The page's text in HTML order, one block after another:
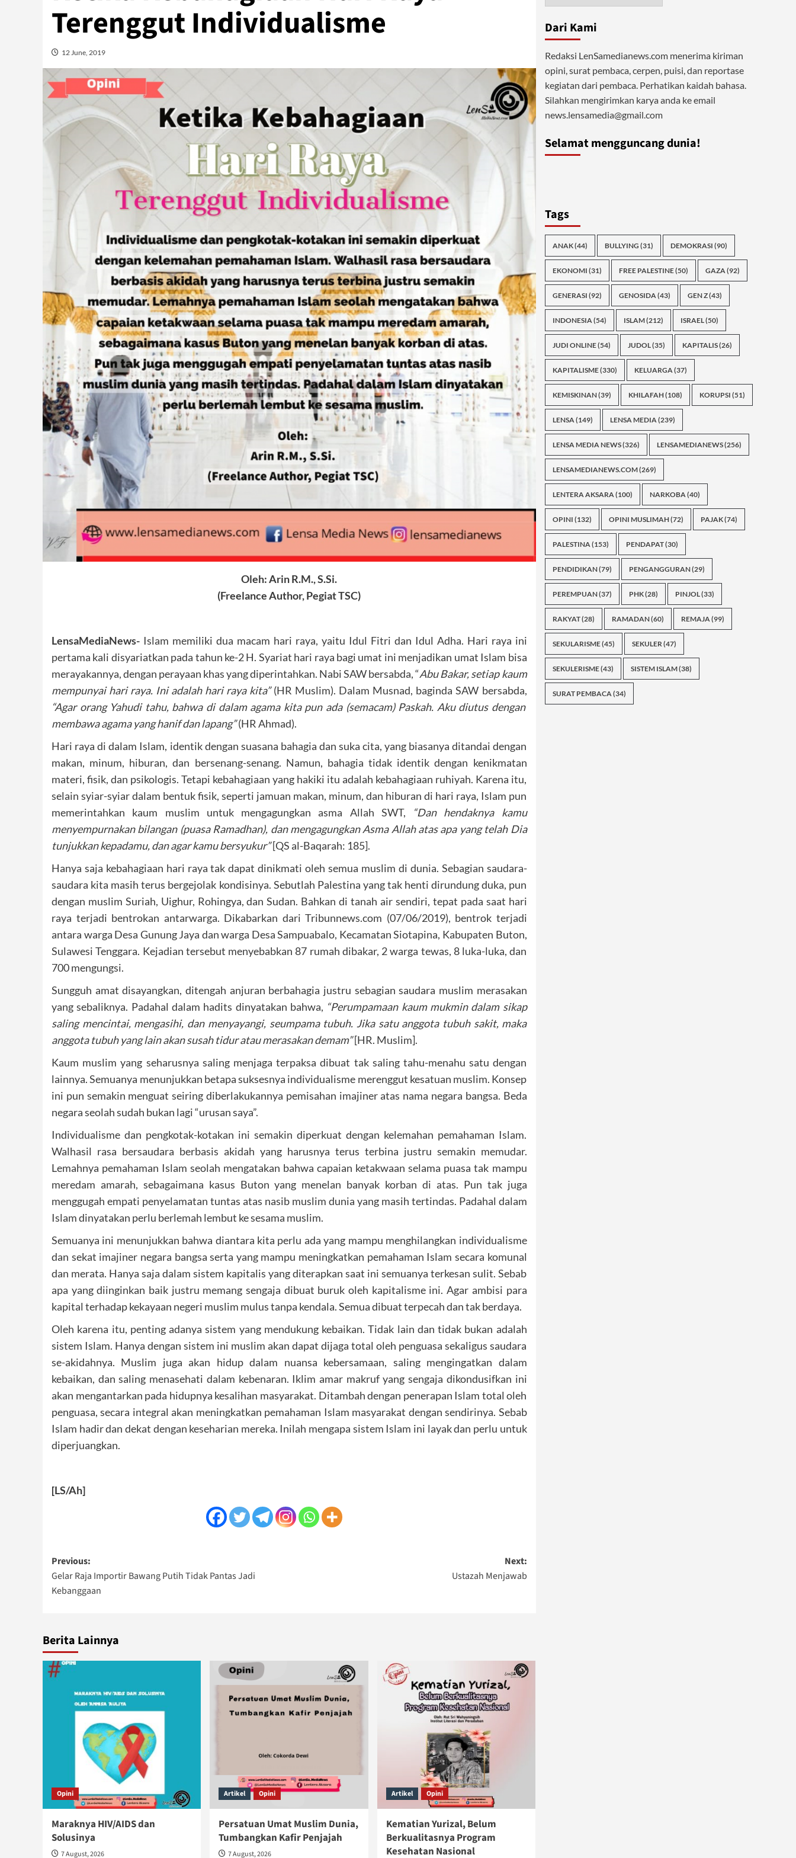
Terenggut Individualisme
12 June, 2019
Oleh: Arin R.M., S.Si.
(Freelance Author, Pegiat TSC)
LensaMediaNews- Islam memiliki dua macam hari raya, yaitu Idul Fitri dan Idul Adha. Hari raya ini
pertama kali disyariatkan pada tahun ke-2 H. Syariat hari raya bagi umat ini menjadikan umat Islam bisa
merayakannya, dengan perayaan khas yang diperintahkan. Nabi SAW bersabda, “Abu Bakar, setiap kaum
mempunyai hari raya. Ini adalah hari raya kita”(HR Muslim). Dalam Musnad, baginda SAW bersabda,
“Agar orang Yahudi tahu, bahwa di dalam agama kita pun ada (semacam) Paskah. Aku diutus dengan
membawa agama yang hanif dan lapang”(HR Ahmad).
Hari raya di dalam Islam, identik dengan suasana bahagia dan suka cita, yang biasanya ditandai dengan
makan, minum, hiburan, dan bersenang-senang. Namun, bahagia tidak identik dengan kenikmatan
materi, fisik, dan psikologis. Tetapi kebahagiaan yang hakiki itu adalah kebahagiaan ruhiyah. Karena itu,
selain syiar-syiar dalam bentuk fisik, seperti jamuan makan, minum, dan hiburan di hari raya, Islam pun
memerintahkan kaum muslim untuk mengagungkan asma Allah SWT,
“Dan hendaknya kamu
menyempurnakan bilangan (puasa Ramadhan), dan mengagungkan Asma Allah atas apa yang telah Dia
tunjukkan kepadamu, dan agar kamu bersyukur”[QS al-Baqarah: 185].
Hanya saja kebahagiaan hari raya tak dapat dinikmati oleh semua muslim di dunia. Sebagian saudara-
saudara kita masih terus bergejolak kondisinya. Sebutlah Palestina yang tak henti dirundung duka, pun
dengan muslim Suriah, Uighur, Rohingya, dan Sudan. Bahkan di tanah air sendiri, tepat pada saat hari
raya terjadi bentrokan antarwarga. Dikabarkan dari Tribunnews.com (07/06/2019), bentrok terjadi
antara warga Desa Gunung Jaya dan warga Desa Sampuabalo, Kecamatan Siotapina, Kabupaten Buton,
Sulawesi Tenggara. Kejadian tersebut menyebabkan 87 rumah dibakar, 2 warga tewas, 8 luka-luka, dan
700 mengungsi.
Sungguh amat disayangkan, ditengah anjuran berbahagia justru sebagian saudara muslim merasakan
yang sebaliknya. Padahal dalam hadits dinyatakan bahwa, “Perumpamaan kaum mukmin dalam sikap
saling mencintai, mengasihi, dan menyayangi, seumpama tubuh. Jika satu anggota tubuh sakit, maka
anggota tubuh yang lain akan susah tidur atau merasakan demam”[HR. Muslim].
Kaum muslim yang seharusnya saling menjaga terpaksa dibuat tak saling tahu-menahu satu dengan
lainnya. Semuanya menunjukkan betapa suksesnya individualisme merenggut kesatuan muslim. Konsep
ini pun semakin menguat seiring diberlakukannya pemisahan imajiner atas nama negara bangsa. Beda
negara seolah sudah bukan lagi “urusan saya”.
Individualisme dan pengkotak-kotakan ini semakin diperkuat dengan kelemahan pemahaman Islam.
Walhasil rasa bersaudara berbasis akidah yang harusnya terus terbina justru semakin memudar.
Lemahnya pemahaman Islam seolah mengatakan bahwa capaian ketakwaan selama puasa tak mampu
meredam amarah, sebagaimana kasus Buton yang menelan banyak korban di atas. Pun tak juga
menggugah empati penyelamatan tuntas atas nasib muslim dunia yang masih tertindas. Padahal dalam
Islam dinyatakan perlu berlemah lembut ke sesama muslim.
Semuanya ini menunjukkan bahwa diantara kita perlu ada yang mampu menghilangkan individualisme
dan sekat imajiner negara bangsa serta yang mampu meningkatkan pemahaman Islam secara komunal
dan merata. Hanya saja dalam sistem kapitalis yang diterapkan saat ini semuanya terkesan sulit. Sebab
apa yang diinginkan baik justru memang sengaja dibuat buruk oleh kapitalisme ini. Agar ambisi para
kapital terhadap kekayaan negeri muslim mulus tanpa kendala. Semua dibuat terpecah dan tak berdaya.
Oleh karena itu, penting adanya sistem yang mendukung kebaikan. Tidak lain dan tidak bukan adalah
sistem Islam. Hanya dengan sistem ini muslim akan dapat dijaga total oleh penguasa sekaligus saudara
se-akidahnya. Muslim juga akan hidup dalam nuansa kebersamaan, saling mengingatkan dalam
kebaikan, dan saling menasehati dalam kebenaran. Iklim amar makruf yang sengaja dikondusifkan ini
akan mengantarkan pada hidupnya kesalihan masyarakat. Ditambah dengan penerapan Islam total oleh
penguasa, secara integral akan meningkatkan pemahaman Islam masyarakat dengan sendirinya. Sebab
Islam hadir dan dekat dengan keseharian mereka. Inilah mengapa sistem Islam ini layak dan perlu untuk
diperjuangkan.
[LS/Ah]
Post
navigation
Previous:
Gelar Raja Importir Bawang Putih Tidak Pantas Jadi
Kebanggaan
Next:
Ustazah Menjawab
Berita Lainnya
Opini
Maraknya HIV/AIDS dan
Solusinya
7 August, 2026
Artikel Opini
Persatuan Umat Muslim Dunia,
Tumbangkan Kafir Penjajah
7 August, 2026
Artikel Opini
Kematian Yurizal, Belum
Berkualitasnya Program
Kesehatan Nasional
Dari Kami
Redaksi LenSamedianews.com menerima kiriman
opini, surat pembaca, cerpen, puisi, dan reportase
kegiatan dari pembaca. Perhatikan kaidah bahasa.
Silahkan mengirimkan karya anda ke email
news.lensamedia@gmail.com
Selamat mengguncang dunia!
Tags
ANAK(44) BULLYING (31) DEMOKRASI (90)
EKONOMI (31) FREE PALESTINE(50) GAZA(92)
GENERASI (92) GENOSIDA(43) GEN Z(43)
INDONESIA(54) ISLAM(212) ISRAEL(50)
JUDI ONLINE(54) JUDOL(35) KAPITALIS(26)
KAPITALISME(330) KELUARGA(37)
KEMISKINAN(39) KHILAFAH(108) KORUPSI (51)
LENSA(149) LENSA MEDIA(239)
LENSA MEDIA NEWS(326) LENSAMEDIANEWS(256)
LENSAMEDIANEWS.COM(269)
LENTERA AKSARA(100) NARKOBA(40)
OPINI (132) OPINI MUSLIMAH(72) PAJAK(74)
PALESTINA(153) PENDAPAT(30)
PENDIDIKAN(79) PENGANGGURAN(29)
PEREMPUAN(37) PHK(28) PINJOL(33)
RAKYAT(28) RAMADAN(60) REMAJA(99)
SEKULARISME(45) SEKULER(47)
SEKULERISME(43) SISTEM ISLAM(38)
SURAT PEMBACA(34)